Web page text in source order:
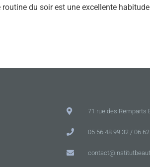
du soir est une excellente
71 rue des Remparts
05 56 48 99 32 / 06